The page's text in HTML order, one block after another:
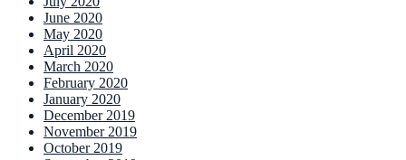
June 2020
May 2020
April 2020
March 2020
February 2020
January 2020
December 2019
November 2019
October 2019